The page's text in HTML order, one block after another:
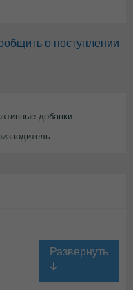
о поступлении
добавки